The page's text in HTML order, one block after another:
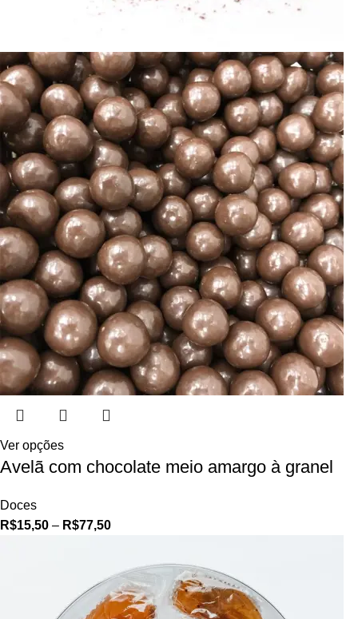
Ver opções
Avelã com chocolate meio amargo à granel
Doces
R$15,50 – R$77,50